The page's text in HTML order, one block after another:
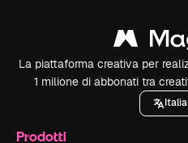
La piattaforma creativa per
1 milione di abbonati tra
Prodotti